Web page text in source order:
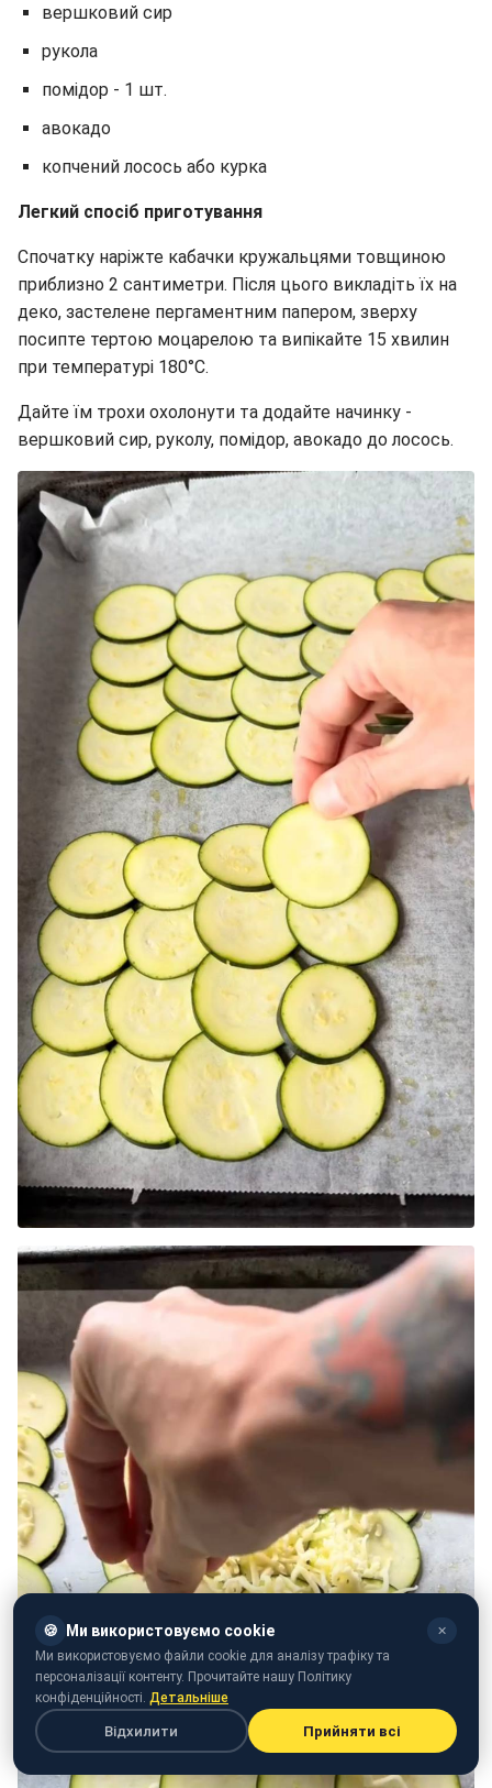
вершковий сир
рукола
помідор - 1 шт.
авокадо
копчений лосось або курка
Легкий спосіб приготування
Спочатку наріжте кабачки кружальцями товщиною
приблизно 2 сантиметри. Після цього викладіть їх на
деко, застелене пергаментним папером, зверху
посипте тертою моцарелою та випікайте 15 хвилин
при температурі 180°C.
Дайте їм трохи охолонути та додайте начинку -
вершковий сир, руколу, помідор, авокадо до лосось.
🍪 Ми використовуємо cookie ✕
Ми використовуємо файли cookie для аналізу трафіку та
персоналізації контенту. Прочитайте нашу Політику
конфіденційності. Детальніше
Відхилити Прийняти всі